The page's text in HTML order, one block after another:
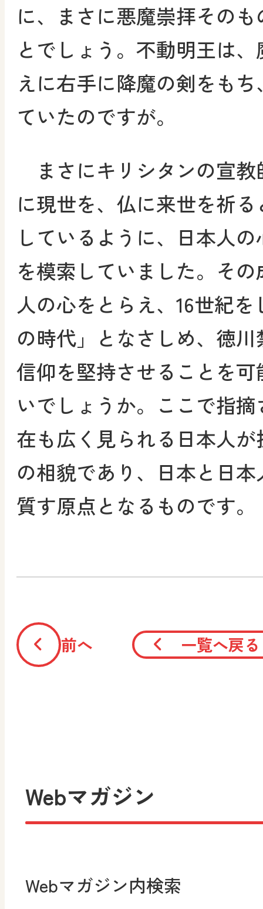
に、まさに悪魔崇拝その
とでしょう。不動明王は
えに右手に降魔の剣をも
ていたのですが。
まさにキリシタンの宣教
に現世を、仏に来世を祈
しているように、日本人
を模索していました。そ
人の心をとらえ、16世紀
の時代」となさしめ、徳
信仰を堅持させることを
いでしょうか。ここで指
在も広く見られる日本人
の相貌であり、日本と日
質す原点となるものです。
前へ 一覧へ戻る
Webマガジン
Webマガジン内検索